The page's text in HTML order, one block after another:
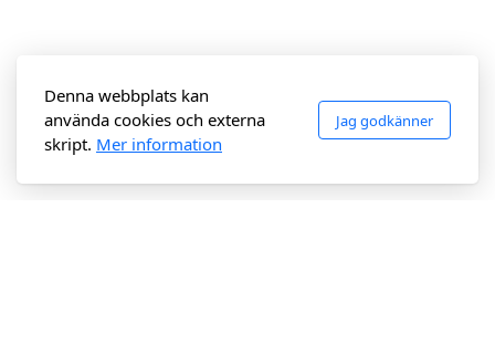
Denna webbplats kan
använda cookies och externa
skript. Mer information
Jag godkänner